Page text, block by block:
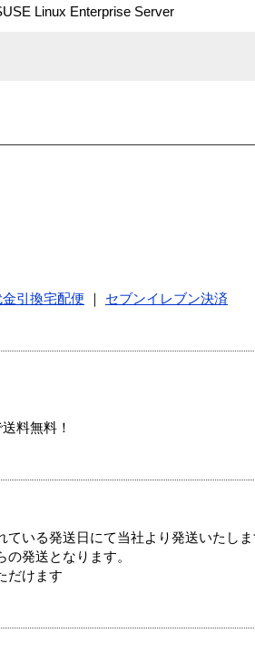
Linux Enterprise Server
金引換宅配便
セブンイレブン決済
料無料！
いる発送日にて当社より発送いたしま
発送となります。
だけます